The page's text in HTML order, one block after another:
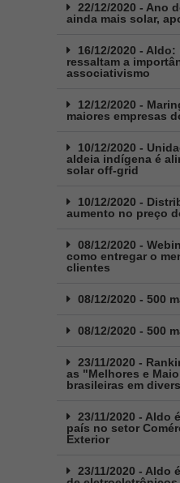
22/12/2020 - Ano
ainda mais solar,
16/12/2020 -
ressaltam a
associativismo
12/12/2020 -
maiores empresas
10/12/2020 -
aldeia indígena é
solar off-grid
10/12/2020 -
aumento no preço
08/12/2020 -
como entregar o
clientes
08/12/2020 - 500
08/12/2020 - 500
23/11/2020 -
as "Melhores e
brasileiras em
23/11/2020 - Aldo
país no setor
Exterior
23/11/2020 - Aldo